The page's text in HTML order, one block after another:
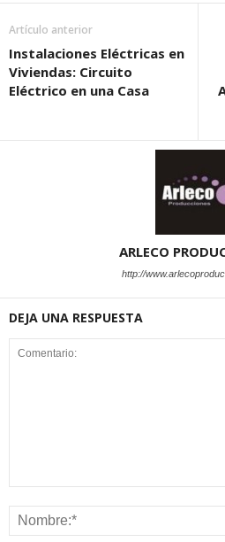
Artículo anterior
Instalaciones Eléctricas en
Viviendas: Circuito
Eléctrico en una Casa
ARLECO
http://
DEJA UNA RESPUESTA